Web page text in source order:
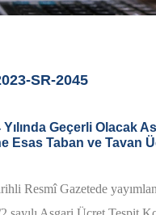
SR-2045
Geçerli Olacak
Esas Taban ve Tavan
Resmî Gazetede